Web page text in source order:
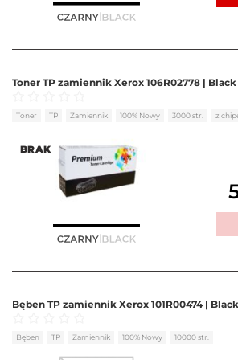
BRAK
Toner TP zamiennik Xerox 106R02778 | Black
Oceniono0na
Toner TP Zamiennik 100% Nowy 3000 str. z
Bęben TP zamiennik Xerox 101R00474 | Black
Oceniono0na 5
Bęben TP Zamiennik 100% Nowy 10000 str.